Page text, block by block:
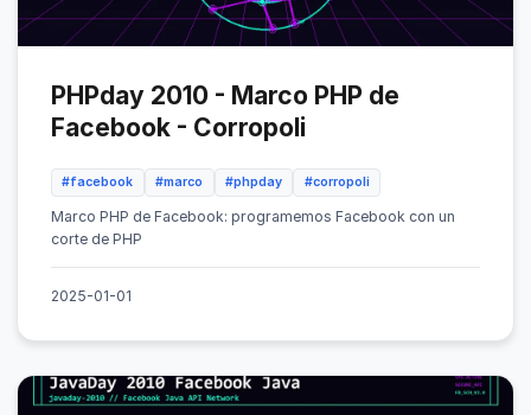
PHPday 2010 - Marco PHP de
Facebook - Corropoli
#facebook #marco #phpday #corropoli
Marco PHP de Facebook: programemos Facebook con un
corte de PHP
2025-01-01